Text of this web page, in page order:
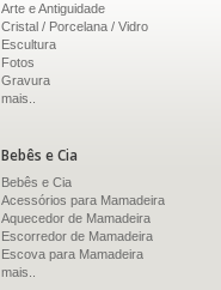
Arte e Antiguidade
Cristal / Porcelana / Vidro
Escultura
Fotos
Gravura
mais..
Bebês e Cia
Bebês e Cia
Acessórios para Mamadeira
Aquecedor de Mamadeira
Escorredor de Mamadeira
Escova para Mamadeira
mais..